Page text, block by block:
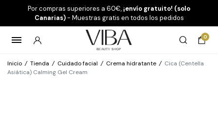
Por compras superiores a 60€, ¡envío gratuito! (solo
Canarias)- Muestras gratis en todos los pedidos
0
Inicio / Tienda / Cuidado facial / Crema hidratante / Cica (Centella
Asiática) Calming Gel Cream